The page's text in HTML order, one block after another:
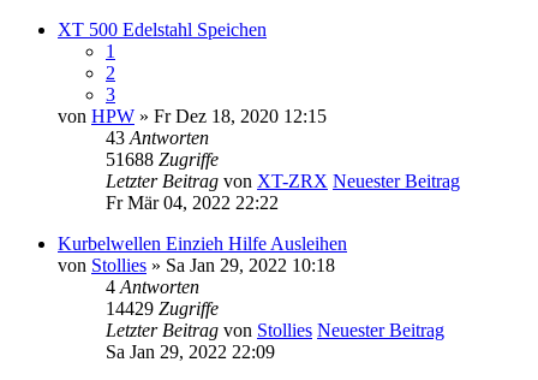
XT 500 Edelstahl Speichen
1
2
3
von HPW » Fr Dez 18, 2020 12:15
43 Antworten
51688 Zugriffe
Letzter Beitrag von XT-ZRX Neuester Beitrag
Fr Mär 04, 2022 22:22
Kurbelwellen Einzieh Hilfe Ausleihen
von Stollies » Sa Jan 29, 2022 10:18
4 Antworten
14429 Zugriffe
Letzter Beitrag von Stollies Neuester Beitrag
Sa Jan 29, 2022 22:09